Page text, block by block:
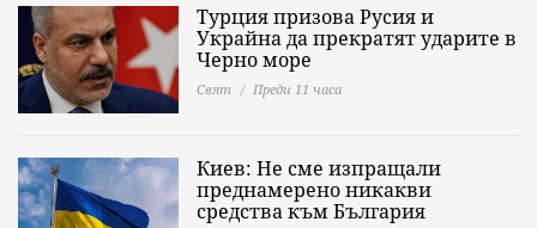
Украйна да прекратят ударите в
Черно море
Свят Преди 11 часа
преднамерено никакви
средства към България
България Преди 12 часа